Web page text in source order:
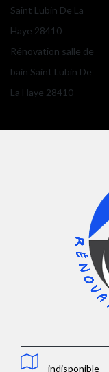
Saint Lubin De La
Haye 28410
Rénovation salle de
bain Saint Lubin De
La Haye 28410
indisponible